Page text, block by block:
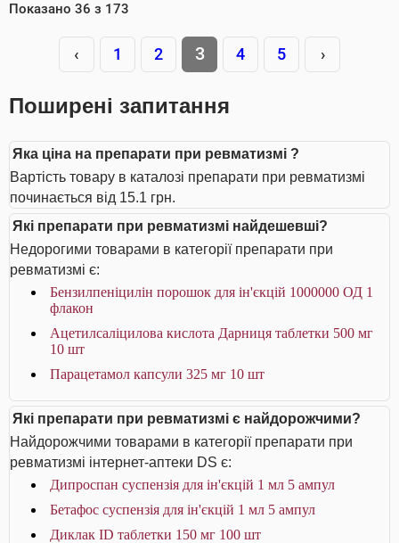
Показано 36 з 173
‹ 1 2 3 4 5 ›
Поширені запитання
Яка ціна на препарати при ревматизмі ?
Вартість товару в каталозі препарати при ревматизмі
починається від 15.1 грн.
Які препарати при ревматизмі найдешевші?
Недорогими товарами в категорії препарати при
ревматизмі є:
Бензилпеніцилін порошок для ін'єкцій 1000000 ОД 1
флакон
Ацетилсаліцилова кислота Дарниця таблетки 500 мг
10 шт
Парацетамол капсули 325 мг 10 шт
Які препарати при ревматизмі є найдорожчими?
Найдорожчими товарами в категорії препарати при
ревматизмі інтернет-аптеки DS є:
Дипроспан суспензія для ін'єкцій 1 мл 5 ампул
Бетафос суспензія для ін'єкцій 1 мл 5 ампул
Диклак ID таблетки 150 мг 100 шт